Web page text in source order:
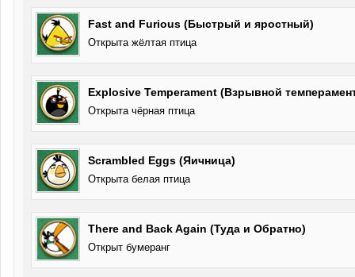
Fast and Furious (Быстрый и яростный)
Открыта жёлтая птица
Explosive Temperament (Взрывной
Открыта чёрная птица
Scrambled Eggs (Яичница)
Открыта белая птица
There and Back Again (Туда и Обратно)
Открыт бумеранг